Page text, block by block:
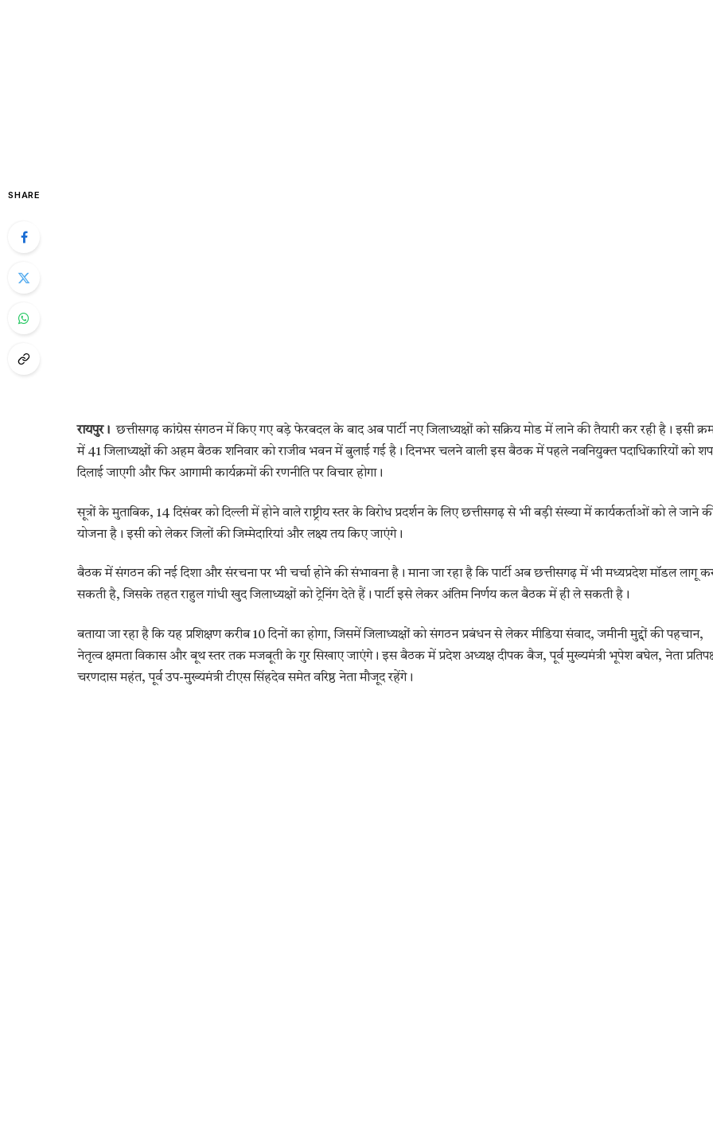
SHARE
रायपुर। छत्तीसगढ़ कांग्रेस संगठन में किए गए बड़े फेरबदल के बाद अब पार्टी नए जिलाध्यक्षों को सक्रिय मोड में लाने की तैयारी कर रही है। इसी
में 41 जिलाध्यक्षों की अहम बैठक शनिवार को राजीव भवन में बुलाई गई है। दिनभर चलने वाली इस बैठक में पहले नवनियुक्त पदाधिकारियों को
दिलाई जाएगी और फिर आगामी कार्यक्रमों की रणनीति पर विचार होगा।
सूत्रों के मुताबिक, 14 दिसंबर को दिल्ली में होने वाले राष्ट्रीय स्तर के विरोध प्रदर्शन के लिए छत्तीसगढ़ से भी बड़ी संख्या में कार्यकर्ताओं को ले जाने
योजना है। इसी को लेकर जिलों की जिम्मेदारियां और लक्ष्य तय किए जाएंगे।
बैठक में संगठन की नई दिशा और संरचना पर भी चर्चा होने की संभावना है। माना जा रहा है कि पार्टी अब छत्तीसगढ़ में भी मध्यप्रदेश मॉडल लागू
सकती है, जिसके तहत राहुल गांधी खुद जिलाध्यक्षों को ट्रेनिंग देते हैं। पार्टी इसे लेकर अंतिम निर्णय कल बैठक में ही ले सकती है।
बताया जा रहा है कि यह प्रशिक्षण करीब 10 दिनों का होगा, जिसमें जिलाध्यक्षों को संगठन प्रबंधन से लेकर मीडिया संवाद, जमीनी मुद्दों की पहचान,
नेतृत्व क्षमता विकास और बूथ स्तर तक मजबूती के गुर सिखाए जाएंगे। इस बैठक में प्रदेश अध्यक्ष दीपक बैज, पूर्व मुख्यमंत्री भूपेश बघेल, नेता
चरणदास महंत, पूर्व उप-मुख्यमंत्री टीएस सिंहदेव समेत वरिष्ठ नेता मौजूद रहेंगे।